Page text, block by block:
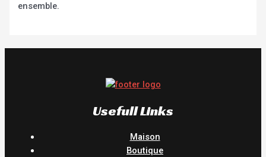
ensemble.
Usefull Links
Maison
Boutique